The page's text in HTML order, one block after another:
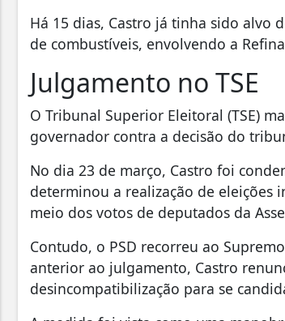
Há 15 dias, Castro já tinha sido alvo
de combustíveis, envolvendo a
Julgamento no TSE
O Tribunal Superior Eleitoral (TSE)
governador contra a decisão do
No dia 23 de março, Castro foi
determinou a realização de
meio dos votos de deputados da
Contudo, o PSD recorreu ao
anterior ao julgamento, Castro
desincompatibilização para se